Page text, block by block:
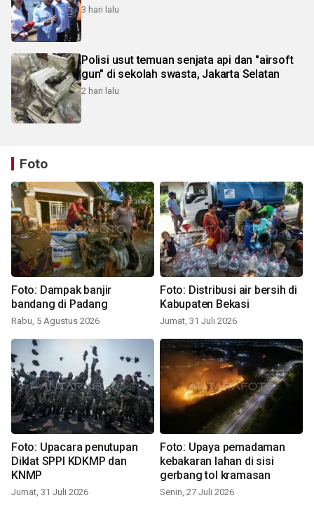
3 hari lalu
Polisi usut temuan senjata api dan "airsoft
gun" di sekolah swasta, Jakarta Selatan
2 hari lalu
Foto
Foto: Dampak banjir
bandang di Padang
Rabu, 5 Agustus 2026
Foto: Distribusi air bersih di
Kabupaten Bekasi
Jumat, 31 Juli 2026
Foto: Upacara penutupan
Diklat SPPI KDKMP dan
KNMP
Jumat, 31 Juli 2026
Foto: Upaya pemadaman
kebakaran lahan di sisi
gerbang tol kramasan
Senin, 27 Juli 2026